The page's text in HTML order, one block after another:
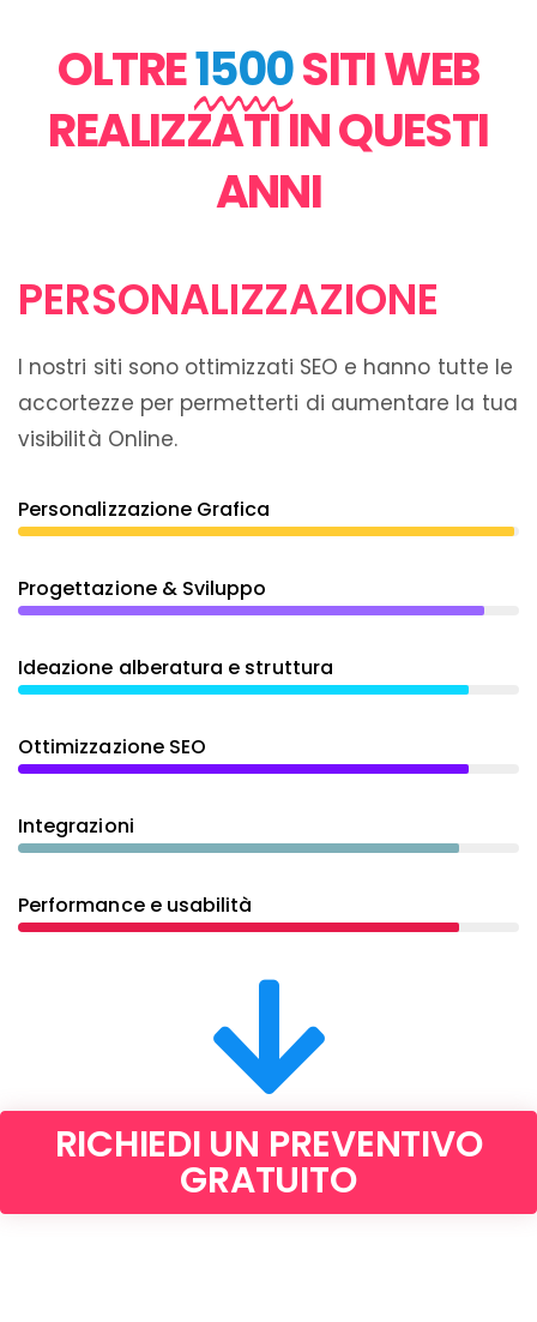
OLTRE1500SITI WEB
REALIZZATI IN QUESTI
ANNI
PERSONALIZZAZIONE
I nostri siti sono ottimizzati SEO e hanno tutte le
accortezze per permetterti di aumentare la tua
visibilità Online.
Personalizzazione Grafica
Progettazione & Sviluppo
Ideazione alberatura e struttura
Ottimizzazione SEO
Integrazioni
Performance e usabilità
RICHIEDI UN PREVENTIVO
GRATUITO